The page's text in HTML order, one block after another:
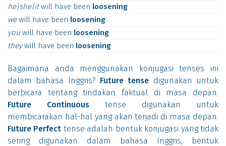
he|she|itwill have been loosening
wewill have been loosening
you will have been loosening
theywill have been loosening
Bagaimana anda menggunakan konjugasi tenses ini
dalam bahasa Inggris? Future tense digunakan untuk
berbicara tentang tindakan faktual di masa depan.
Future Continuous tense digunakan untuk
membicarakan hal-hal yang akan terjadi di masa depan.
Future Perfect tense adalah bentuk konjugasi yang tidak
sering digunakan dalam bahasa Inggris, bentuk